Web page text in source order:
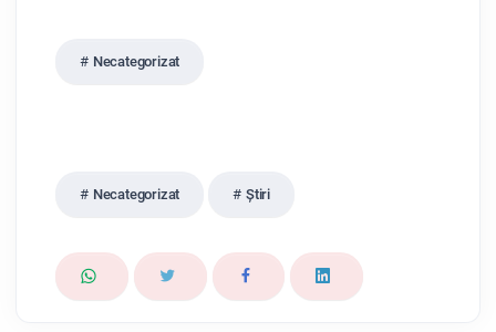
Necategorizat
Necategorizat Ştiri